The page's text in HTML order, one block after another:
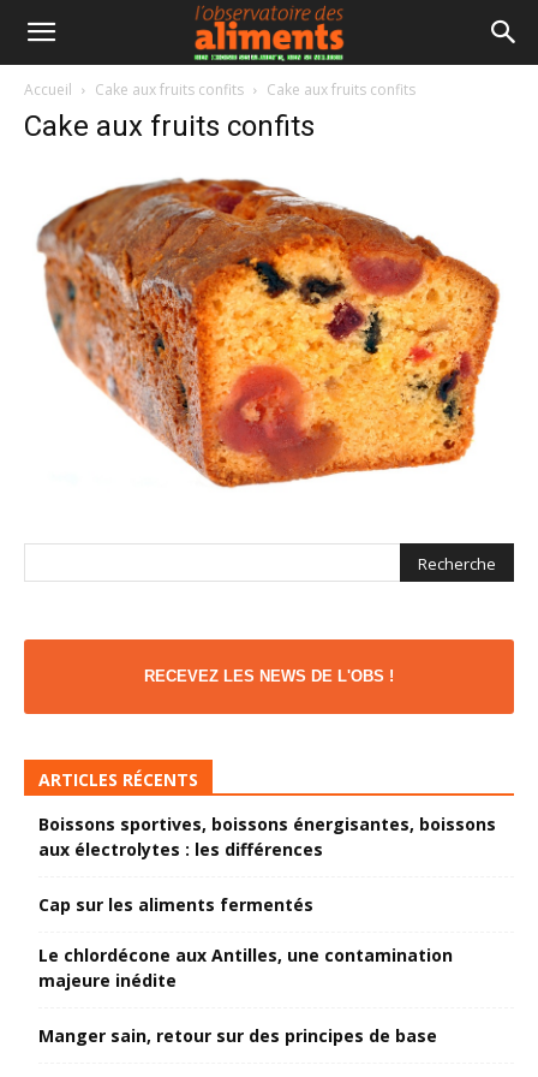
Accueil Cake aux fruits confits Cake aux fruits confits
Cake aux fruits confits
RECEVEZ LES NEWS DE L'OBS !
ARTICLES RÉCENTS
Boissons sportives, boissons énergisantes, boissons
aux électrolytes : les différences
Cap sur les aliments fermentés
Le chlordécone aux Antilles, une contamination
majeure inédite
Manger sain, retour sur des principes de base